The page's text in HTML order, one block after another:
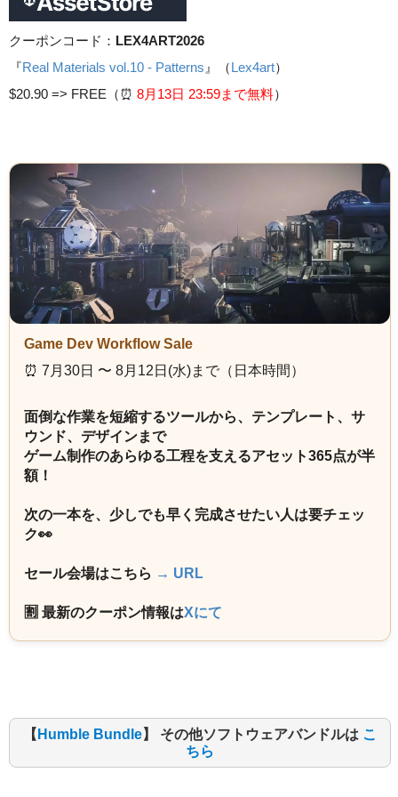
クーポンコード： LEX4ART2026
『Real Materials vol.10 - Patterns 』（Lex4art）
$20.90 => FREE（⏰️ 8月13日 23:59まで無料）
Game Dev Workflow Sale
⏰️ 7月30日 〜 8月12日(水)まで（日本時間）
面倒な作業を短縮するツールから、テンプレート、サ
ウンド、デザインまで
ゲーム制作のあらゆる工程を支えるアセット365点が半
額！
次の一本を、少しでも早く完成させたい人は要チェッ
ク👀
セール会場はこちら → URL
🈹 最新のクーポン情報はXにて
【 Humble Bundle】 その他ソフトウェアバンドルは こ
ちら